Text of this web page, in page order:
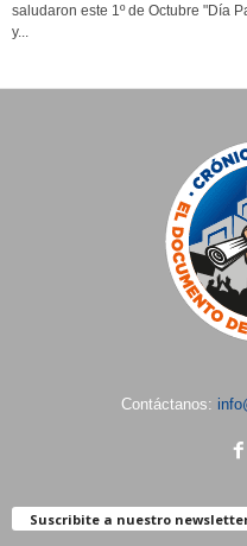
saludaron este 1º de Octubre "Día
y...
Contáctanos:
Suscribite a nuestro